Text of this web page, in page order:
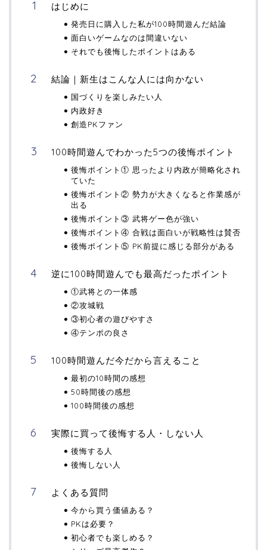
はじめに
発売日に購入した私が100時間遊んだ結論
面白いゲームなのは間違いない
それでも後悔したポイントはある
結論｜新生はこんな人には向かない
国づくりを楽しみたい人
内政好き
創造PKファン
100時間遊んでわかった5つの後悔ポイント
後悔ポイント① 思ったより内政が簡略化され
ていた
後悔ポイント② 勢力が大きくなると作業感が
出る
後悔ポイント③ 武将ゲー色が強い
後悔ポイント④ 合戦は面白いが戦略性は賛否
後悔ポイント⑤ PK前提に感じる部分がある
逆に100時間遊んでも最高だったポイント
①武将との一体感
②攻城戦
③初心者の遊びやすさ
④テンポの良さ
100時間遊んだ今だから言えること
最初の10時間の感想
50時間後の感想
100時間後の感想
実際に買って後悔する人・しない人
後悔する人
後悔しない人
よくある質問
今から買う価値ある？
PKは必要？
初心者でも楽しめる？